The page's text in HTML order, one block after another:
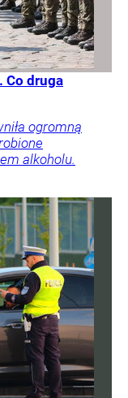
Co druga
ogromną
alkoholu.